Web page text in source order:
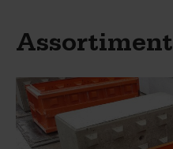
Assortiment